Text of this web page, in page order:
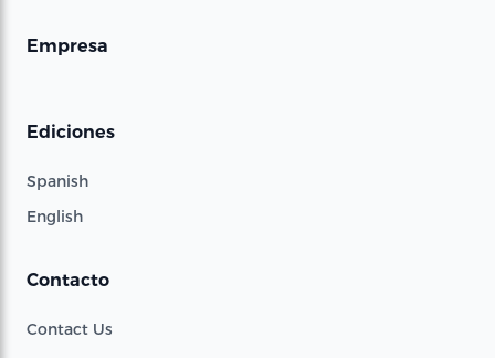
Empresa
Ediciones
Spanish
English
Contacto
Contact Us